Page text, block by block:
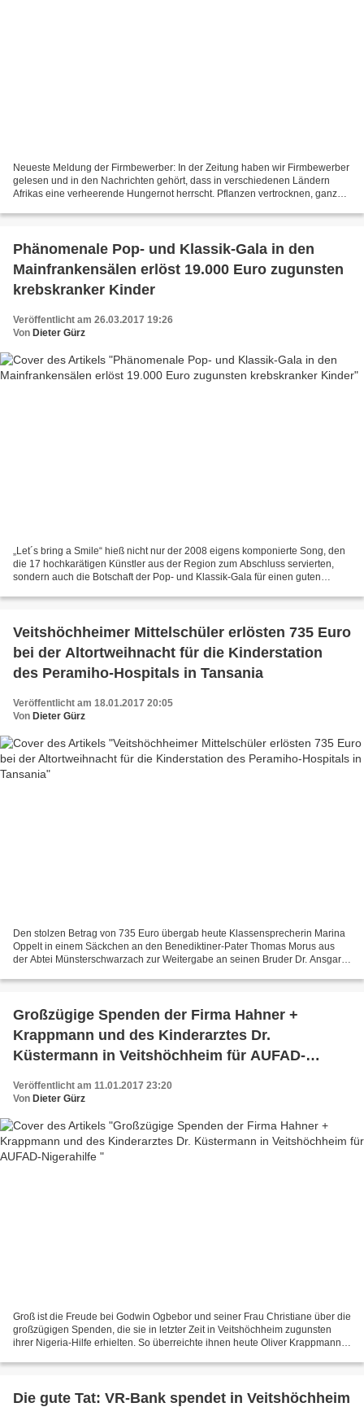
Neueste Meldung der Firmbewerber: In der Zeitung haben wir Firmbewerber
gelesen und in den Nachrichten gehört, dass in verschiedenen Ländern
Afrikas eine verheerende Hungernot herrscht. Pflanzen vertrocknen, ganze
Phänomenale Pop- und Klassik-Gala in den
Mainfrankensälen erlöst 19.000 Euro zugunsten
krebskranker Kinder
Veröffentlicht am 26.03.2017 19:26
Von Dieter Gürz
„Let´s bring a Smile“ hieß nicht nur der 2008 eigens komponierte Song, den
die 17 hochkarätigen Künstler aus der Region zum Abschluss servierten,
sondern auch die Botschaft der Pop- und Klassik-Gala für einen guten
Veitshöchheimer Mittelschüler erlösten 735 Euro
bei der Altortweihnacht für die Kinderstation
des Peramiho-Hospitals in Tansania
Veröffentlicht am 18.01.2017 20:05
Von Dieter Gürz
Den stolzen Betrag von 735 Euro übergab heute Klassensprecherin Marina
Oppelt in einem Säckchen an den Benediktiner-Pater Thomas Morus aus
der Abtei Münsterschwarzach zur Weitergabe an seinen Bruder Dr. Ansgar
Großzügige Spenden der Firma Hahner +
Krappmann und des Kinderarztes Dr.
Küstermann in Veitshöchheim für AUFAD-
Veröffentlicht am 11.01.2017 23:20
Von Dieter Gürz
Groß ist die Freude bei Godwin Ogbebor und seiner Frau Christiane über die
großzügigen Spenden, die sie in letzter Zeit in Veitshöchheim zugunsten
ihrer Nigeria-Hilfe erhielten. So überreichte ihnen heute Oliver Krappmann
Die gute Tat: VR-Bank spendet in Veitshöchheim